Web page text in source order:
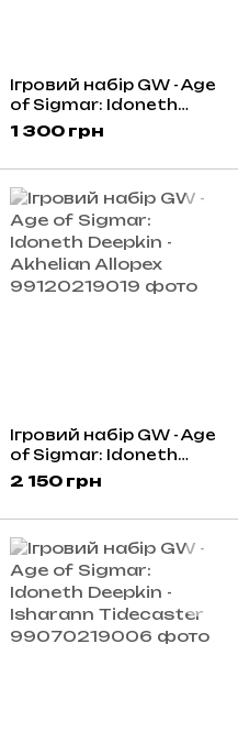
Ігровий набір GW - Age
of Sigmar: Idoneth
Deepkin - Akhelian
Thrallmaster
1 300 грн
Ігровий набір GW - Age
of Sigmar: Idoneth
Deepkin - Akhelian
2 150 грн